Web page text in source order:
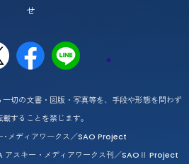
せ
切の文書・図版・写真等を、手段や形態を問わず
することを禁じます。
･メディアワークス／SAO Project
アスキー・メディアワークス刊／SAOⅡ Project